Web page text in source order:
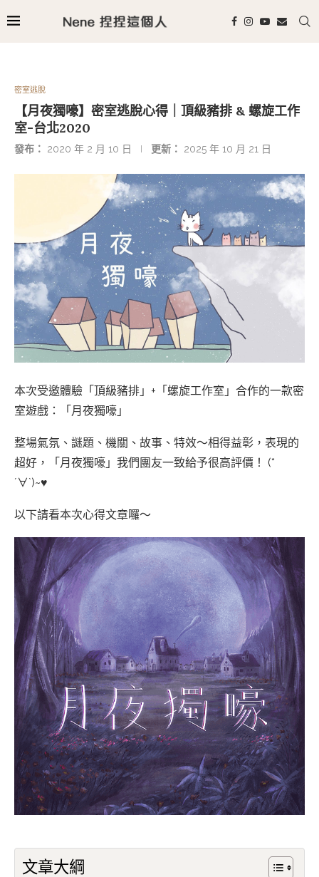
密室逃脫
【月夜獨嚎】密室逃脫心得｜頂級豬排 & 螺旋工作
室-台北2020
發布： 2020 年 2 月 10 日 更新： 2025 年 10 月 21 日
本次受邀體驗「頂級豬排」+「螺旋工作室」合作的一款密
室遊戲：「月夜獨嚎」
整場氣氛、謎題、機關、故事、特效～相得益彰，表現的
超好，「月夜獨嚎」我們團友一致給予很高評價！ (*
´∀`)~♥
以下請看本次心得文章囉～
文章大綱